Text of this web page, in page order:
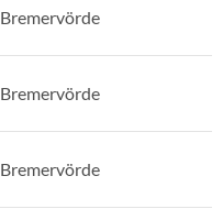
Bremervörde
Bremervörde
Bremervörde